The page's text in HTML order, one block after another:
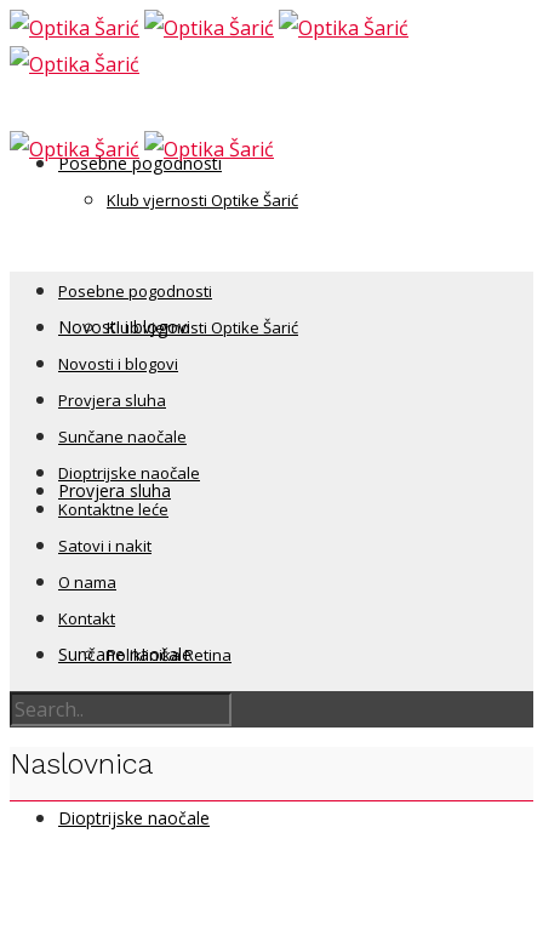
Posebne pogodnosti
Klub vjernosti Optike Šarić
Novosti i blogovi
Provjera sluha
Sunčane naočale
Dioptrijske naočale
Posebne pogodnosti
Klub vjernosti Optike Šarić
Novosti i blogovi
Provjera sluha
Sunčane naočale
Dioptrijske naočale
Kontaktne leće
Satovi i nakit
O nama
Kontakt
Poliklinika Retina
Naslovnica